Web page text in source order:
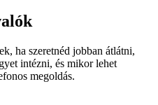
ha szeretnéd jobban átlátni,
intézni, és mikor lehet
megoldás.